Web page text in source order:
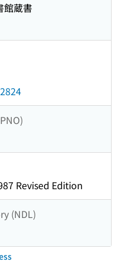
館蔵書
Revised Edition
(NDL)